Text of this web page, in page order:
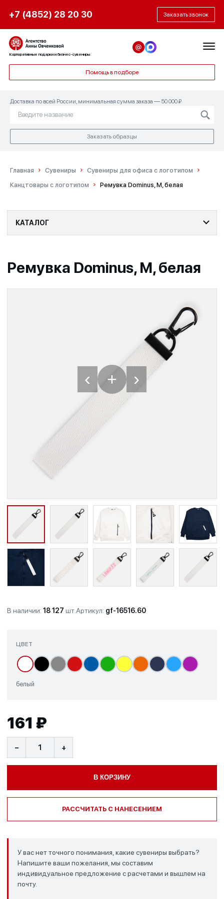
+7 (4852) 28 20 30 Заказать звонок
Корпоративные подарки и бизнес-сувениры
Помощь в подборе
Доставка по всей России, минимальная сумма заказа — 50 000 ₽
Заказать образцы
Главная Сувениры
Сувениры для офиса с логотипом
Канцтовары с логотипом
Ремувка Dominus, М, белая
КАТАЛОГ
Ремувка Dominus, М, белая
‹ + ›
В наличии: 18 127 шт.Артикул: gf-16516.60
ЦВЕТ
белый
161 ₽
− +
В КОРЗИНУ
РАССЧИТАТЬ С НАНЕСЕНИЕМ
У вас нет точного понимания, какие сувениры выбрать?
Напишите ваши пожелания, мы составим
индивидуальное предложение с расчетами и вышлем на
почту.